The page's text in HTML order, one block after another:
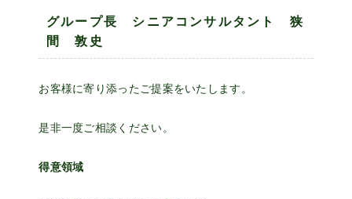
グループ長 シニアコンサルタント 狭
間 敦史
お客様に寄り添ったご提案をいたします。
是非一度ご相談ください。
得意領域